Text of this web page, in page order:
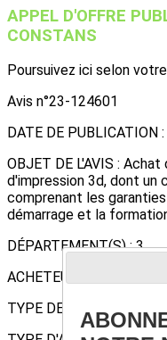
APPEL D'OFFRE
CONSTANS
Poursuivez ici selon
Avis n°23-124601
DATE DE
OBJET DE L'AVIS :
d'impression 3d, dont un
comprenant les
démarrage et la
DÉPARTEMENT(S) : 3
ACHETEUR: LYCEE
TYPE DE MARCHÉ :